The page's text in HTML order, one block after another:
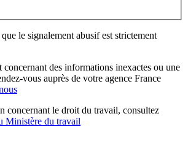
le signalement abusif est strictement
concernant des informations inexactes ou une
vous auprès de votre agence France
concernant le droit du travail, consultez
Ministère du travail